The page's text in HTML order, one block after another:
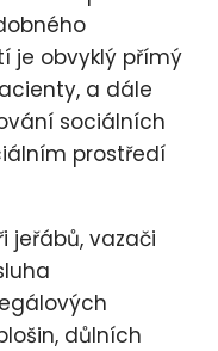
je obvyklý přímý
a dále
sociálních
prostředí
jeřábů, vazači
důlních